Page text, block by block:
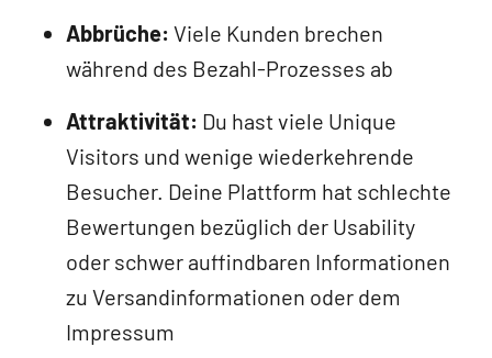
Abbrüche: Viele Kunden brechen
während des Bezahl-Prozesses ab
Attraktivität: Du hast viele Unique
Visitors und wenige wiederkehrende
Besucher. Deine Plattform hat schlechte
Bewertungen bezüglich der Usability
oder schwer auffindbaren Informationen
zu Versandinformationen oder dem
Impressum